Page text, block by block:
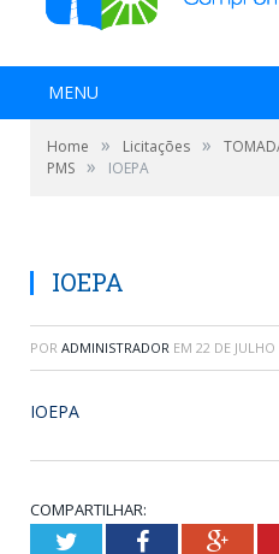
MENU
Home » Licitações »
PMS » IOEPA
IOEPA
POR ADMINISTRADOR EM 22 DE
IOEPA
COMPARTILHAR:
TwitterFacebook